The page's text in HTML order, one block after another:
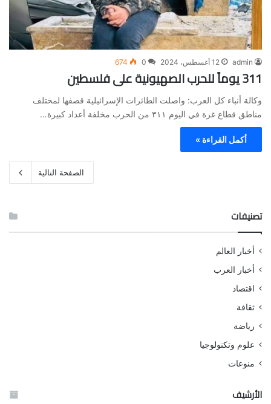
admin 12 أغسطس، 2024 0
674
311 يوماً للحرب الصهيونية على فلسطين
وكالة أنباء كل العرب: واصلت الطائرات الإسرائيلية قصفها لمختلف
مناطق قطاع غزة في اليوم ٣١١ من الحرب مخلفة أعداد كبيرة…
أكمل القراءة »
الصفحة التالية
تصنيفات
أخبار العالم
أخبار العرب
اقتصاد
ثقافة
رياضة
علوم وتكنولوجيا
منوعات
الأرشيف